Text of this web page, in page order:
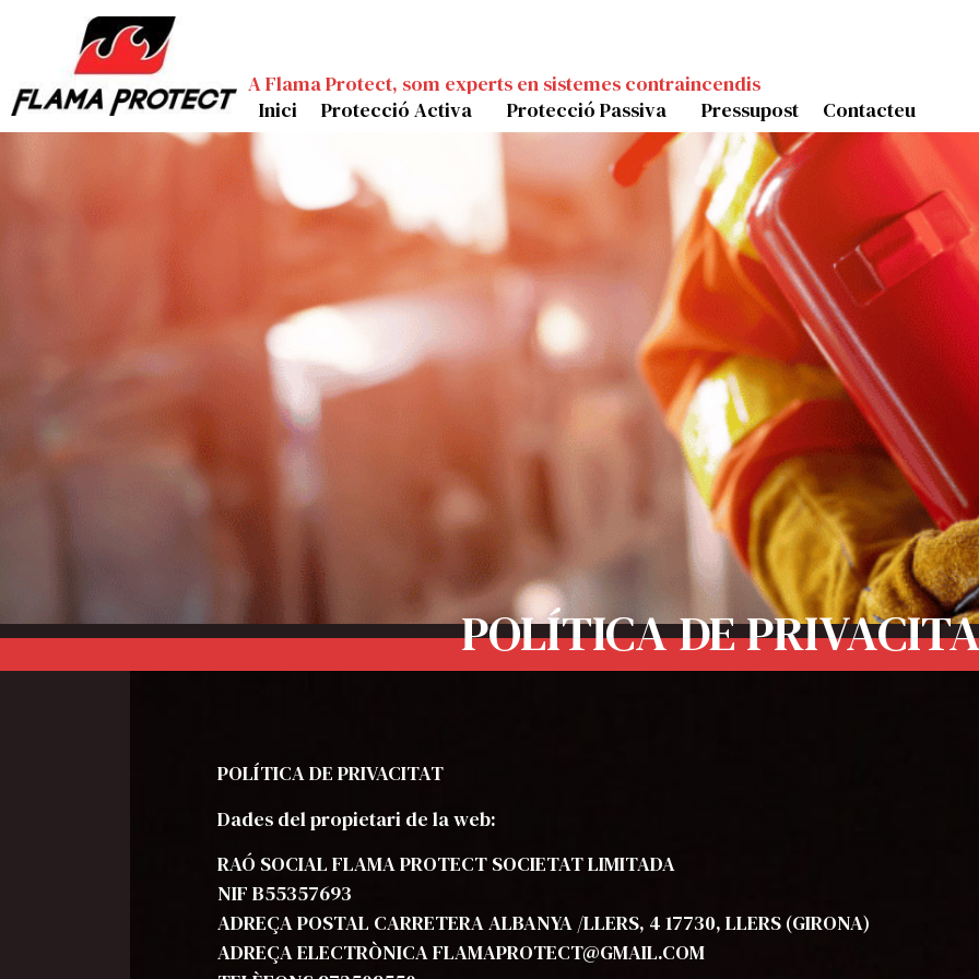
A Flama Protect, som experts en sistemes contraincendis
Inici
Protecció Activa Protecció Passiva Pressupost Contacteu
POLÍTICA DE
POLÍTICA DE PRIVACITAT
Dades del propietari de la web:
RAÓ SOCIAL FLAMA PROTECT SOCIETAT LIMITADA
NIF B55357693
ADREÇA POSTAL CARRETERA ALBANYA /LLERS, 4 17730, LLERS (GIRONA)
ADREÇA ELECTRÒNICA FLAMAPROTECT@GMAIL.COM